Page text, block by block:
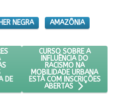
NEGRA AMAZÔNIA
PARA MULHERES NEGRAS:
DE
PRÓXIMO ARTIGO:
CURSO SOBRE A
INFLUÊNCIA DO
RACISMO NA
MOBILIDADE URBANA
ESTÁ COM INSCRIÇÕES
ABERTAS